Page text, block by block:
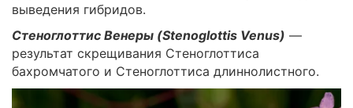
выведения гибридов.
Стеноглоттис Венеры (Stenoglottis Venus) —
результат скрещивания Стеноглоттиса
бахромчатого и Стеноглоттиса длиннолистного.